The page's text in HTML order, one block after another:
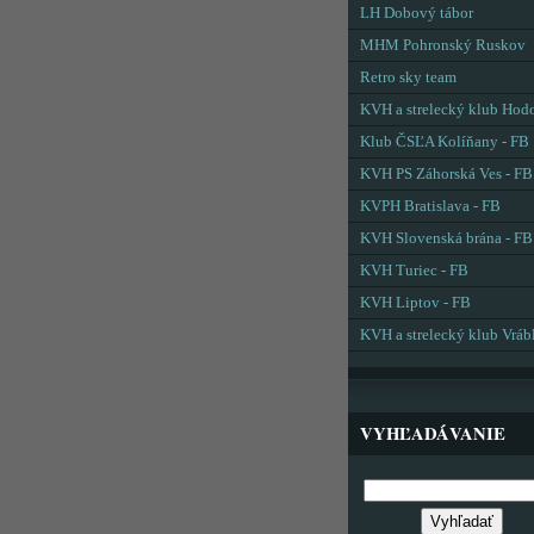
LH Dobový tábor
MHM Pohronský Ruskov
Retro sky team
KVH a strelecký klub
Klub ČSĽA Kolíňany - FB
KVH PS Záhorská Ves - FB
KVPH Bratislava - FB
KVH Slovenská brána - FB
KVH Turiec - FB
KVH Liptov - FB
KVH a strelecký klub
VYHĽADÁVANIE